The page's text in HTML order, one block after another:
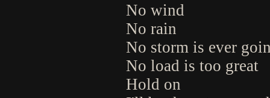
No wind
No rain
No storm is ever
No load is too great
Hold on